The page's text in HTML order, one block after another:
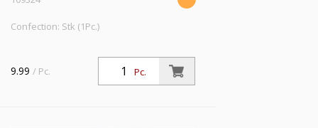
Confection: Stk (1Pc.)
Pc.
9.99 / Pc.